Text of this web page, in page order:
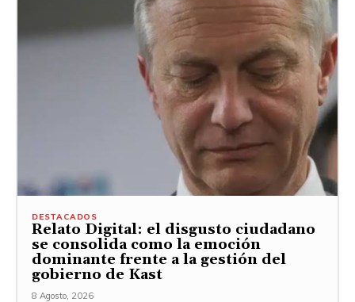
DESTACADOS
Relato Digital: el disgusto ciudadano
se consolida como la emoción
dominante frente a la gestión del
gobierno de Kast
8 Agosto, 2026